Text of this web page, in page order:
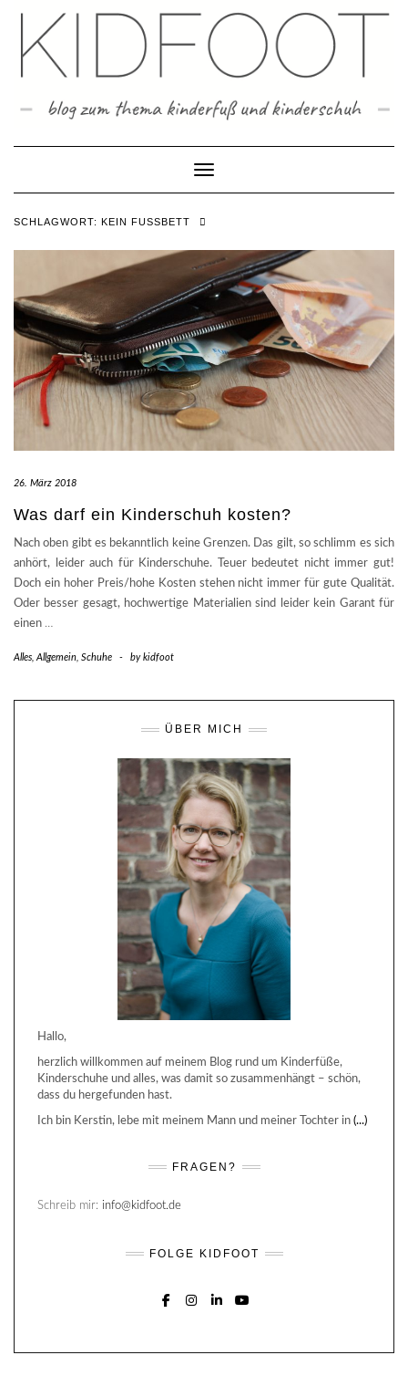
content
Toggle Navigation
SCHLAGWORT: KEIN FUSSBETT
26. März 2018
Was darf ein Kinderschuh kosten?
Nach oben gibt es bekanntlich keine Grenzen. Das gilt, so schlimm es sich
anhört, leider auch für Kinderschuhe. Teuer bedeutet nicht immer gut!
Doch ein hoher Preis/hohe Kosten stehen nicht immer für gute Qualität.
Oder besser gesagt, hochwertige Materialien sind leider kein Garant für
einen …
Alles,Allgemein, Schuhe - bykidfoot
ÜBER MICH
Hallo,
herzlich willkommen auf meinem Blog rund um Kinderfüße,
Kinderschuhe und alles, was damit so zusammenhängt – schön,
dass du hergefunden hast.
Ich bin Kerstin, lebe mit meinem Mann und meiner Tochter in (...)
FRAGEN?
Schreib mir: info@kidfoot.de
FOLGE KIDFOOT